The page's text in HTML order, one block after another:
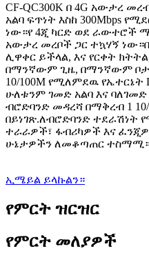
CF-QC300K በ 4G አውታረ
አልባ ፍጥነት እስከ 300Mbps
ነው።የ 4ጂ ካርድ ወደ ራውተሮች
አውታረ መረቦች ጋር ተኳሃኝ
ሊዋቀር ይችላል, እና የርቀት
በማንኛውም ጊዜ, በማንኛውም
10/100M የሚለምደዉ
ሁለቱንም ገመድ አልባ እና
ብሮድባንድ መዳረሻ በማቅረብ 1
በይነገጽ.ለብሮድባንድ ተደራሽነት
ተራራዎች፣ ፋብሪካዎች እና
ሁኔታዎችን ለመቆጣጠር
ኢሜይል ይላኩልን።
የምርት ዝርዝር
የምርት መለያዎች